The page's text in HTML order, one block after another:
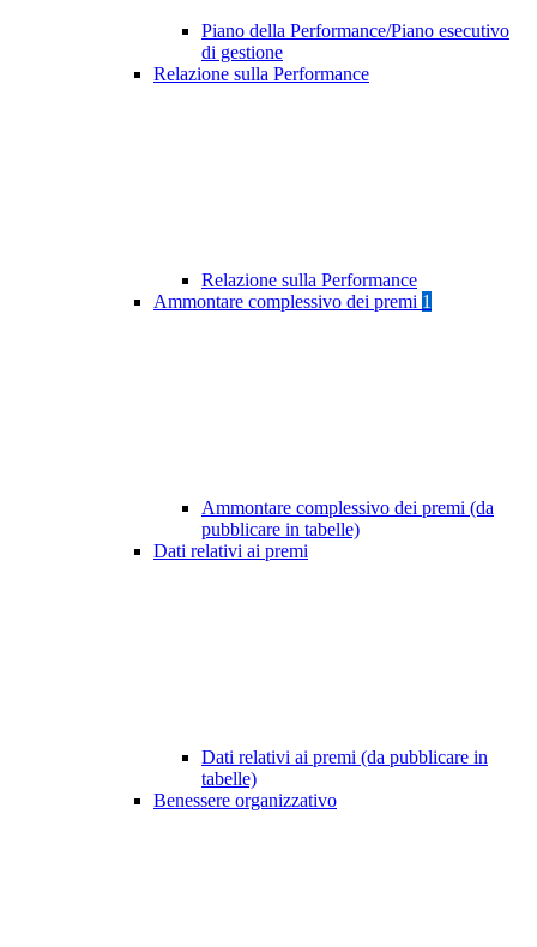
Piano della Performance/Piano esecutivo
di gestione
Relazione sulla Performance
Relazione sulla Performance
Ammontare complessivo dei premi 1
Ammontare complessivo dei premi (da
pubblicare in tabelle)
Dati relativi ai premi
Dati relativi ai premi (da pubblicare in
tabelle)
Benessere organizzativo